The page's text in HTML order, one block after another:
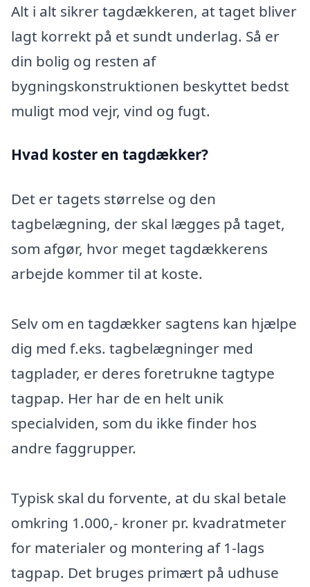
Alt i alt sikrer tagdækkeren, at taget bliver
lagt korrekt på et sundt underlag. Så er
din bolig og resten af
bygningskonstruktionen beskyttet bedst
muligt mod vejr, vind og fugt.
Hvad koster en tagdækker?
Det er tagets størrelse og den
tagbelægning, der skal lægges på taget,
som afgør, hvor meget tagdækkerens
arbejde kommer til at koste.
Selv om en tagdækker sagtens kan hjælpe
dig med f.eks. tagbelægninger med
tagplader, er deres foretrukne tagtype
tagpap. Her har de en helt unik
specialviden, som du ikke finder hos
andre faggrupper.
Typisk skal du forvente, at du skal betale
omkring 1.000,- kroner pr. kvadratmeter
for materialer og montering af 1-lags
tagpap. Det bruges primært på udhuse